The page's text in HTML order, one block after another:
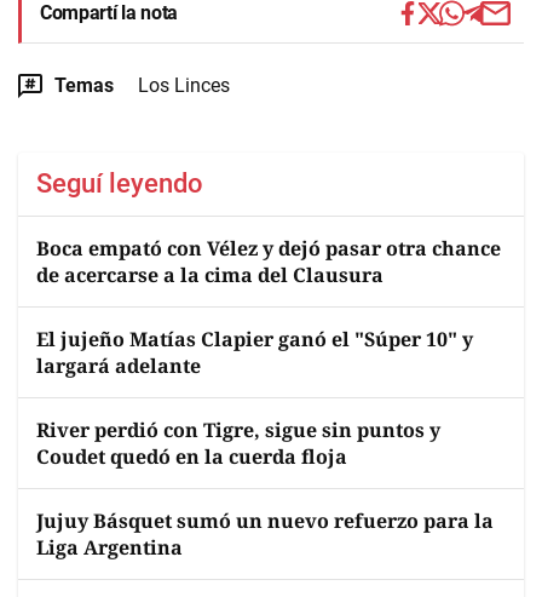
Compartí la nota
Temas Los Linces
Seguí leyendo
Boca empató con Vélez y dejó pasar otra chance
de acercarse a la cima del Clausura
El jujeño Matías Clapier ganó el "Súper 10" y
largará adelante
River perdió con Tigre, sigue sin puntos y
Coudet quedó en la cuerda floja
Jujuy Básquet sumó un nuevo refuerzo para la
Liga Argentina